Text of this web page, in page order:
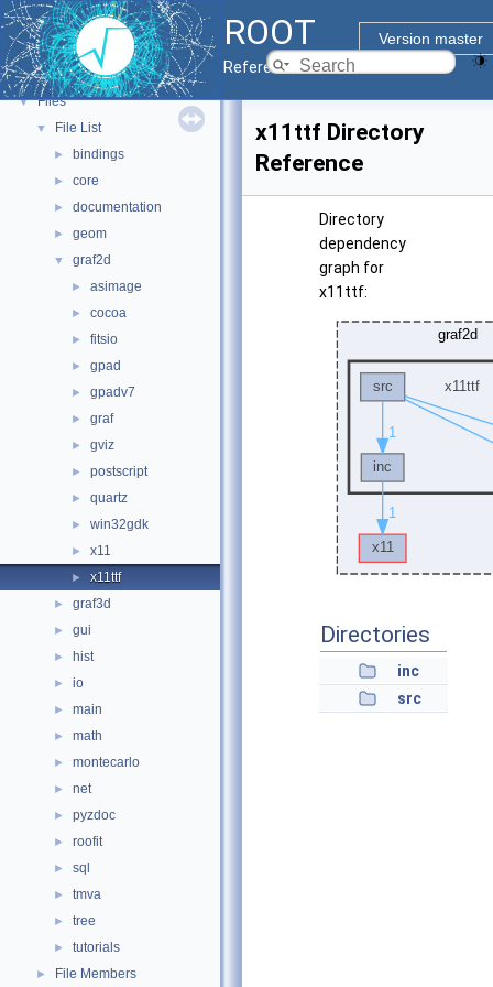
ROOT
Version master
Reference Guide
► ROOT Components
► Namespaces
► All Classes
▼ Files
▼ File List
► bindings
► core
► documentation
► geom
▼ graf2d
► asimage
► cocoa
► fitsio
► gpad
► gpadv7
► graf
► gviz
► postscript
► quartz
► win32gdk
► x11
► x11ttf
► graf3d
► gui
► hist
► io
► main
► math
► montecarlo
► net
► pyzdoc
► roofit
► sql
► tmva
► tree
► tutorials
► File Members
x11ttf Directory
Reference
Directory
dependency
graph for
x11ttf:
Directories
inc
src